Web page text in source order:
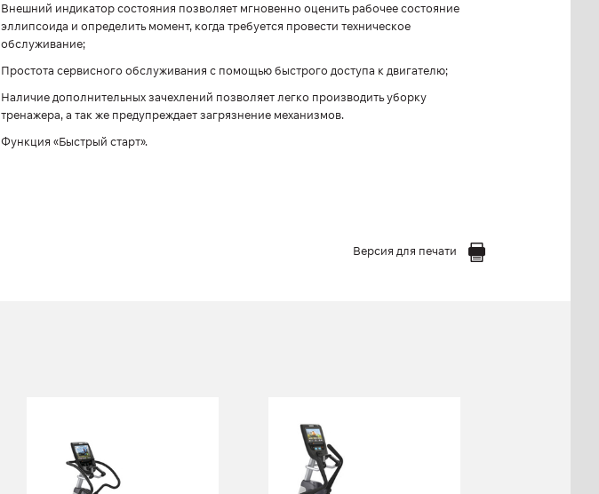
Внешний индикатор состояния позволяет мгновенно оценить рабочее состояние
эллипсоида и определить момент, когда требуется провести техническое
обслуживание;
Простота сервисного обслуживания с помощью быстрого доступа к двигателю;
Наличие дополнительных зачехлений позволяет легко производить уборку
тренажера, а так же предупреждает загрязнение механизмов.
Функция «Быстрый старт».
Версия для печати
PRECOR EFX 883
EFX 883 V2
тренажер
PRECOR EFX 865
EFX 865